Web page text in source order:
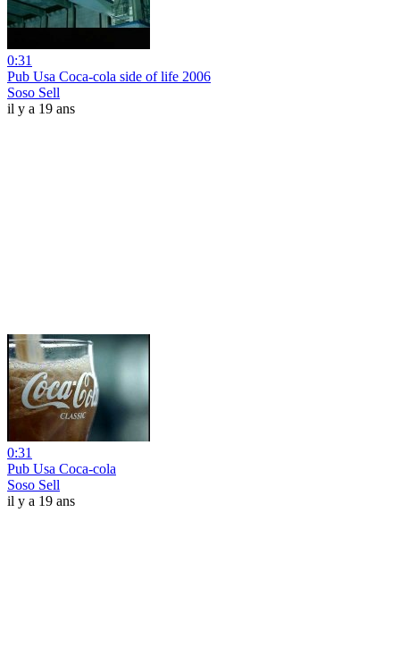
0:31
Pub Usa Coca-cola side of life 2006
Soso Sell
il y a 19 ans
0:31
Pub Usa Coca-cola
Soso Sell
il y a 19 ans